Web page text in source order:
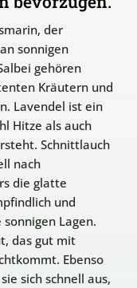
der
sonnigen
gehören
Kräutern und
Lavendel ist ein
Hitze als auch
Schnittlauch
nach
die glatte
und
Lagen.
das gut mit
Ebenso
sich schnell aus,